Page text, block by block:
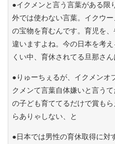
●イクメンと言う言葉がある限
外では使わない言葉。イクウ
の宝物を育むんです。育児を
違いますよね。今の日本を考
くい中、育休されてる旦那さ
●りゅーちぇるが、イクメンオ
クメンて言葉自体嫌いと言う
の子ども育ててるだけで賞も
らありゃしない、と
●日本では男性の育休取得に対